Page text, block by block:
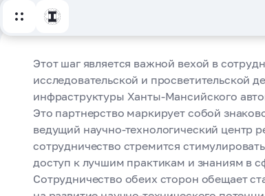
Главная
В рамках
форума
«ЮНИТИ
Этот шаг является важной вехой в
исследовательской и просветительской
инфраструктуры Ханты-Мансийского
Это партнерство маркирует собой
ведущий научно-технологический центр
сотрудничество стремится
доступ к лучшим практикам и знаниям в
Сотрудничество обеих сторон обещает